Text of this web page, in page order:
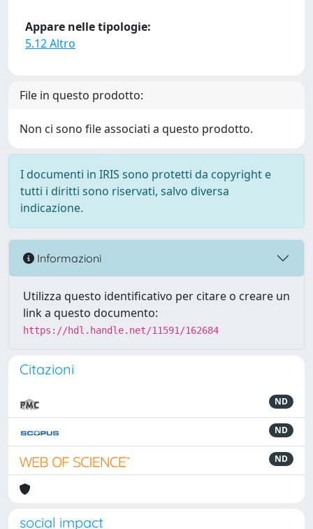
Appare nelle tipologie:
5.12 Altro
File in questo prodotto:
Non ci sono file associati a questo prodotto.
I documenti in IRIS sono protetti da copyright e
tutti i diritti sono riservati, salvo diversa
indicazione.
Informazioni
Utilizza questo identificativo per citare o creare un
link a questo documento:
https://hdl.handle.net/11591/162684
Citazioni
ND
ND
ND
social impact